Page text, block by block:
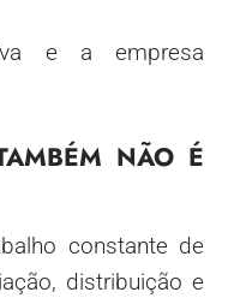
e a empresa
NÃO É
constante de
distribuição e